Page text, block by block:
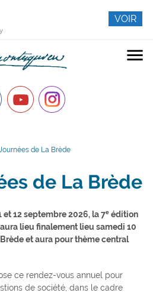
menu
de La Brède
de La Brède
et 12 septembre 2026, la 7ᵉ édition
lieu finalement lieu samedi 10
et aura pour thème central
ce rendez-vous annuel pour
de société, dans le cadre
VOIR